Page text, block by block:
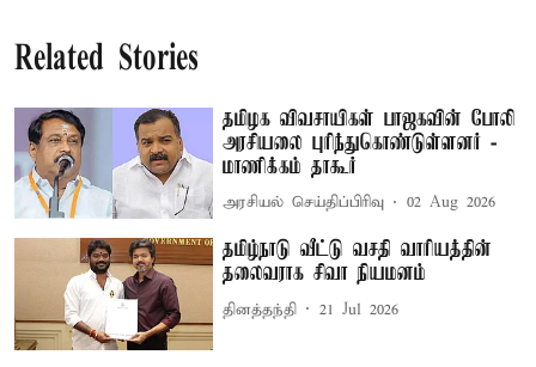
Related Stories
தமிழக விவசாயிகள் பாஜகவின் போலி
அரசியலை புரிந்துகொண்டுள்ளனர் -
மாணிக்கம் தாகூர்
அரசியல் செய்திப்பிரிவு 02 Aug 2026
தமிழ்நாடு வீட்டு வசதி வாரியத்தின்
தலைவராக சிவா நியமனம்
தினத்தந்தி 21 Jul 2026